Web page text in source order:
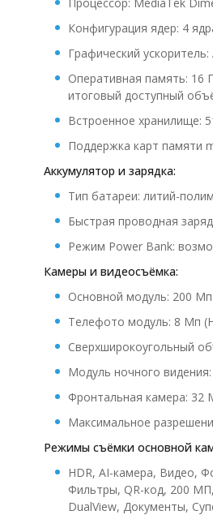
Конфигурация ядер: 4
Графический
Оперативная память: 16
итоговый доступный
Встроенное хранилище:
Поддержка карт памяти
Аккумулятор и зарядка:
Тип батареи: литий-
Быстрая проводная
Режим Power Bank:
Камеры и видеосъёмка:
Основной модуль: 200 Мп
Телефото модуль: 8 Мп
Сверхширокоугольный
Модуль ночного
Фронтальная камера: 32
Максимальное
Режимы съёмки основной
HDR, AI-камера, Видео,
Фильтры, QR-код, 200
DualView, Документы,